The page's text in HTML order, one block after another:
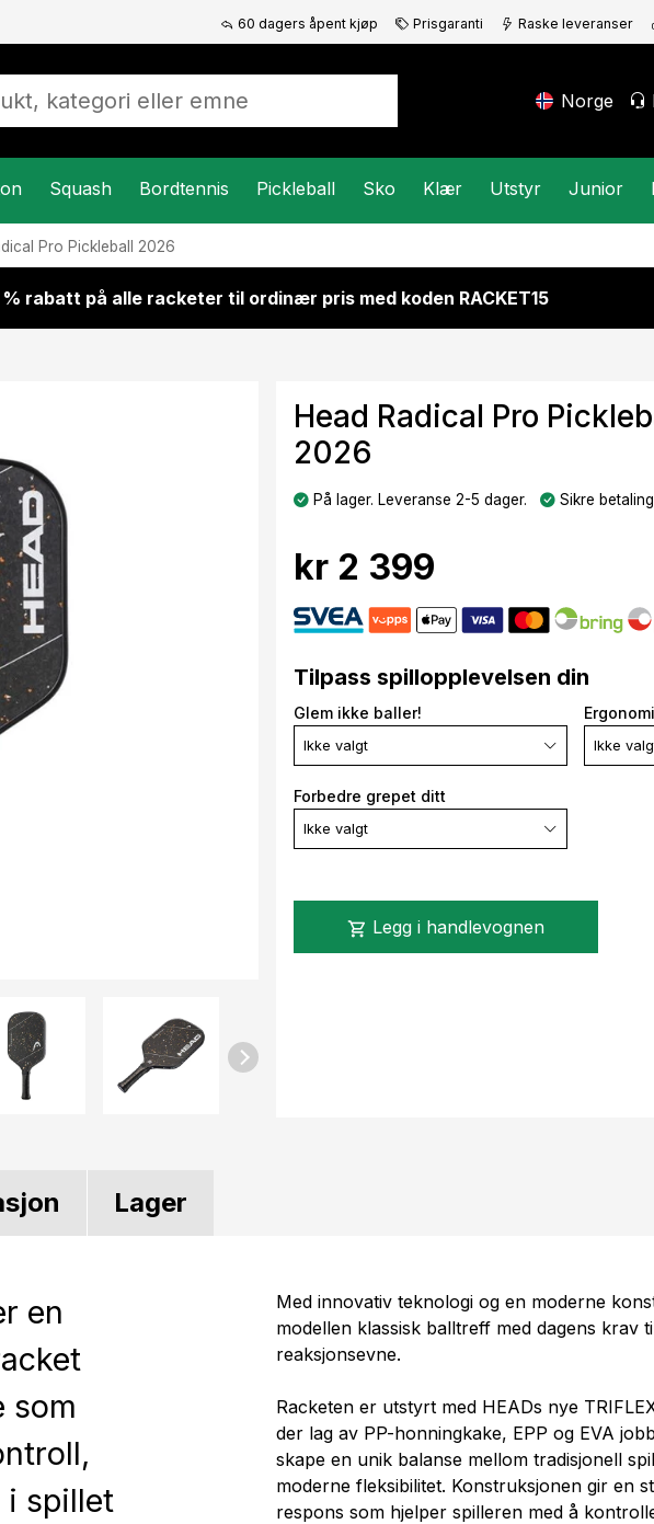
60 dagers åpent kjøp Prisgaranti Raske leveranser
Norge
Squash Bordtennis Pickleball Sko Klær Utstyr Junior
Pro Pickleball 2026
% rabatt på alle racketer til ordinær pris med koden RACKET15
Head Radical Pro
2026
På lager. Leveranse 2-5 dager. Sikre
kr 2 399
Tilpass spillopplevelsen din
Glem ikke baller!
Ikke valgt Ikke
Forbedre grepet ditt
Ikke valgt
shopping_cart Legg i handlevognen
Lager
en
som
i spillet
Med innovativ teknologi og en moderne
modellen klassisk balltreff med dagens krav
reaksjonsevne.
Racketen er utstyrt med HEADs nye
der lag av PP-honningkake, EPP og EVA
skape en unik balanse mellom tradisjonell
moderne fleksibilitet. Konstruksjonen gir en
respons som hjelper spilleren med å